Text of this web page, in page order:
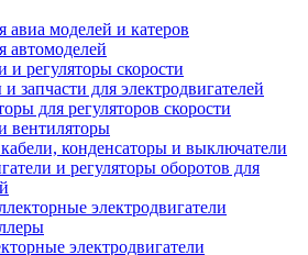
авиа моделей и катеров
автомоделей
и регуляторы скорости
запчасти для электродвигателей
для регуляторов скорости
вентиляторы
конденсаторы и выключатели
и регуляторы оборотов для
электродвигатели
электродвигатели